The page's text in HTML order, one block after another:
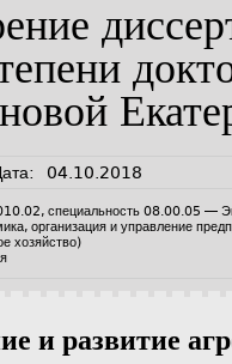
04.10.2018
,специальность 08.00.05 —
организация и управление
хозяйство)
и развитие